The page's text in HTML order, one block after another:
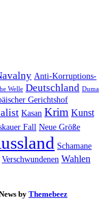
Anti-Korruptions-
Welle Deutschland Duma
Gerichtshof
Kasan Krim Kunst
Fall Neue Größe
Schamane
Verschwundenen Wahlen
by Themebeez